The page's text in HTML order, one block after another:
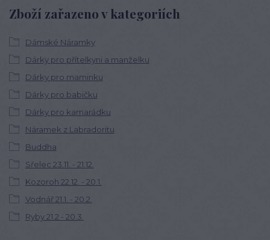
Zboží zařazeno v kategoriích
Dámské Náramky
Dárky pro přítelkyni a manželku
Dárky pro maminku
Dárky pro babičku
Dárky pro kamarádku
Náramek z Labradoritu
Buddha
Sřelec 23.11. - 21.12.
Kozoroh 22.12. - 20.1.
Vodnář 21.1. - 20.2.
Ryby 21.2 - 20.3.